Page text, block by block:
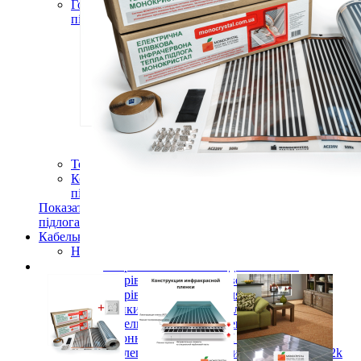
Готові комплекти теплої інфрачервоної плівкової
підлоги
Комплекти для монтажу теплої підлоги
Monocrystal під будь-які покриття
Комплекти для монтажу теплої підлоги
Monocrystal під плитку
Комплекти для монтажу теплої підлоги
Monocrystal (з терморегулятором) під будь-які
покриття
Комплекти для монтажу теплої підлоги
Monocrystal (з терморегулятором) під плитку
Терморегулятори для теплої підлоги
Комплектуючі для монтажу теплої електричної
підлоги
Показати усі Інфрачервона електрична плівкова тепла
підлога
Кабельні системи опалення
Нагрівальні кабелі
Нагрівальний кабель двожильний
Нагрівальний кабель для теплої підлоги
(тонкий). Під плитку. Клас М 1
Кабельна електрична тепла підлога в
бетонну стяжку Клас М 2
Вуглецевий нагрівальний кабель 33Ом 12k